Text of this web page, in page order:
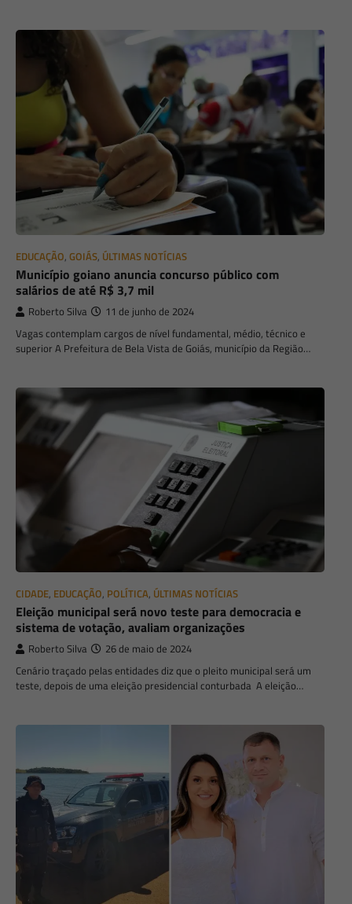
EDUCAÇÃO, GOIÁS, ÚLTIMAS NOTÍCIAS
Município goiano anuncia concurso público com
salários de até R$ 3,7 mil
Roberto Silva 11 de junho de 2024
Vagas contemplam cargos de nível fundamental, médio, técnico e
superior A Prefeitura de Bela Vista de Goiás, município da Região…
CIDADE, EDUCAÇÃO, POLÍTICA, ÚLTIMAS NOTÍCIAS
Eleição municipal será novo teste para democracia e
sistema de votação, avaliam organizações
Roberto Silva 26 de maio de 2024
Cenário traçado pelas entidades diz que o pleito municipal será um
teste, depois de uma eleição presidencial conturbada A eleição…